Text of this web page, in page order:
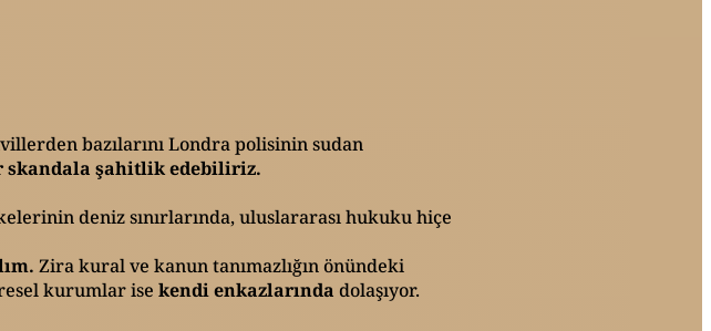
bazılarını Londra polisinin sudan
skandala şahitlik edebiliriz.
deniz sınırlarında, uluslararası hukuku hiçe
Zira kural ve kanun tanımazlığın önündeki
kurumlar ise kendi enkazlarında dolaşıyor.